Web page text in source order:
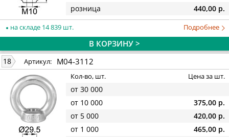
розница
440,00 р.
на складе 14 839 шт. Подробнее
В КОРЗИНУ >
18 Артикул: M04-3112
Кол-во, шт. Цена за шт.
от 30 000
от 10 000
375,00 р.
от 5 000
420,00 р.
от 1 000
465,00 р.